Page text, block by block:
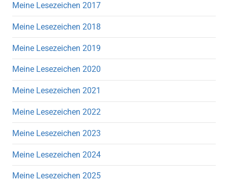
Meine Lesezeichen 2017
Meine Lesezeichen 2018
Meine Lesezeichen 2019
Meine Lesezeichen 2020
Meine Lesezeichen 2021
Meine Lesezeichen 2022
Meine Lesezeichen 2023
Meine Lesezeichen 2024
Meine Lesezeichen 2025